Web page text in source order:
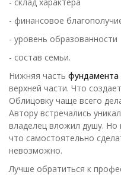
- финансовое
- уровень образованности
- состав семьи.
Нижняя часть фундамента
верхней части. Что
Облицовку чаще всего
Автору встречались
владелец вложил душу. Но
что самостоятельно
невозможно.
Лучше обратиться к